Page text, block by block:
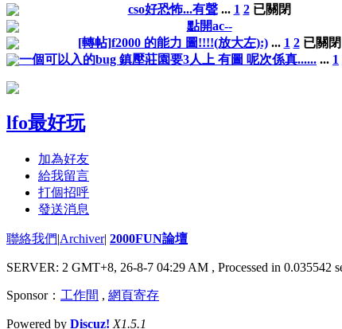
cso好恐怖...有聲 ... 1 2 已關閉
點開ac--
[轉帖]f2000 的能力 圖!!!!(放大左):) ... 1 2 已關閉
一個可以入的bug 鎮壓莊園要3人上 有圖 呢次係真...... ... 1
lfo最好玩
加為好友
給我留言
打個招呼
發送消息
聯絡我們|Archiver| 2000FUN論壇
SERVER: 2 GMT+8, 26-8-7 04:29 AM , Processed in 0.035542
Sponsor： 工作間 , 網頁寄存
Powered by Discuz! X1.5.1